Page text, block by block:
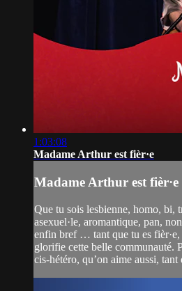
1:03:08
Madame Arthur est fièr·e
Madame Arthur est fièr·e
Que tu sois lesbienne, homo, bi,
asexuel·le, aromantique, pan,
enfin bref … tant que tu es fièr·e,
glorifie cette belle communauté.
cis-hétéro, qu’on aime aussi,